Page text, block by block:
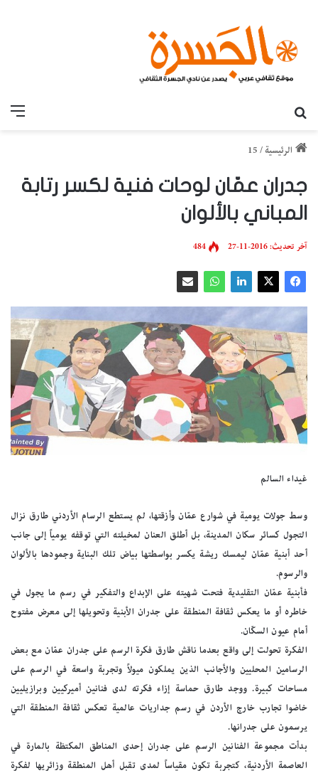
الرئيسية /
15
جدران عمّان لوحات فنية لكسر رتابة
المباني بالألوان
آخر تحديث: 2016-11-27 484
غيداء السالم
وسط جولات يومية في شوارع عمّان وأزقتها، لم يستطع الرسام الأردني طارق نزال
التجول كسائر سكان المدينة، بل أطلق العنان لمخيلته التي توقفه يومياً إلى جانب
أحد أبنية عمّان ليمسك ريشة يكسر بواسطتها بياض تلك البناية وجمودها بالألوان
والرسوم.
فأبنية عمّان التقليدية فتحت شهيته على الإبداع والتفكير في رسم ما يجول في
خاطره أو ما يعكس ثقافة المنطقة على جدران الأبنية وتحويلها إلى معرض مفتوح
أمام عيون السكّان.
الفكرة تحولت إلى واقع بعدما ناقش طارق فكرة الرسم على جدران عمّان مع بعض
الرسامين المحليين والأجانب الذين يملكون ميولاً وتجربة واسعة في الرسم على
مساحات كبيرة. ووجد طارق حماسة إزاء فكرته لدى فنانين أميركيين وبرازيليين
خاضوا تجارب خارج الأردن في رسم جداريات عالمية تعكس ثقافة المنطقة التي
يرسمون على جدرانها.
بدأت مجموعة الفنانين الرسم على جدران إحدى المناطق المكتظة بالمارة في
العاصمة الأردنية، كتجربة تكون مقياساً لمدى تقبل أهل المنطقة وزائريها لفكرة